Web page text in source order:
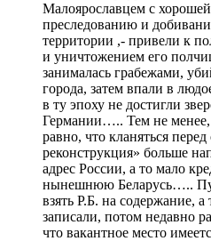
Малоярославцем с
преследованию и
территории ,- привели к
и уничтожением его
занималась грабежами,
города, затем впали в
в ту эпоху не достигли
Германии….. Тем не
равно, что кланяться
реконструкция» больше
адрес России, а то мало
нынешнюю Беларусь…..
взять Р.Б. на содержание,
записали, потом недавно
что вакантное место